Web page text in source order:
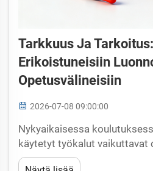
Tarkkuus Ja
Erikoistuneisiin
Opetusvälineisiin
2026-07-08 09:00:00
Nykyaikaisessa
käytetyt työkalut vaikuttavat
huomattavasti enemmän